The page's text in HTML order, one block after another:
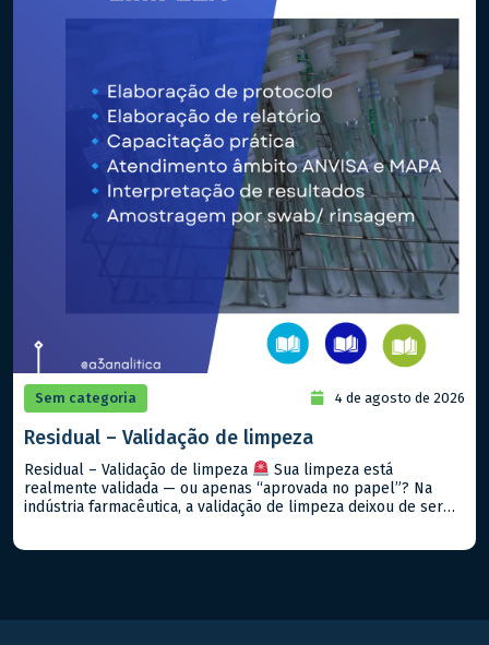
Sem categoria 4 de agosto de 2026
Residual – Validação de limpeza
Residual – Validação de limpeza
Sua limpeza está
realmente validada — ou apenas “aprovada no papel”? Na
indústria farmacêutica, a validação de limpeza deixou de ser